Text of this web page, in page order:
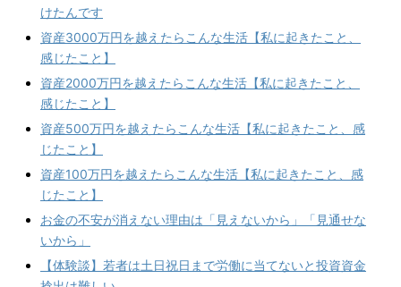
けたんです
資産3000万円を越えたらこんな生活【私に起きたこと、
感じたこと】
資産2000万円を越えたらこんな生活【私に起きたこと、
感じたこと】
資産500万円を越えたらこんな生活【私に起きたこと、感
じたこと】
資産100万円を越えたらこんな生活【私に起きたこと、感
じたこと】
お金の不安が消えない理由は「見えないから」「見通せな
いから」
【体験談】若者は土日祝日まで労働に当てないと投資資金